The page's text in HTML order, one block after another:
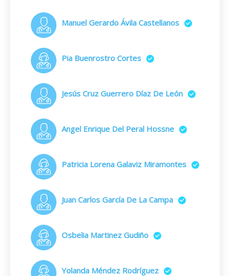
Manuel Gerardo Ávila Castellanos
Pia Buenrostro Cortes
Jesús Cruz Guerrero Díaz De León
Angel Enrique Del Peral Hossne
Patricia Lorena Galaviz Miramontes
Juan Carlos García De La Campa
Osbelia Martinez Gudiño
Yolanda Méndez Rodríguez